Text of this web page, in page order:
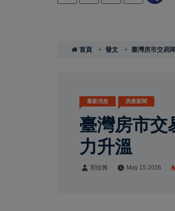
首頁 發文 臺灣房市交易
最新消息 房產新聞
臺灣房市
力升溫
郭紋雅 May 15 2026